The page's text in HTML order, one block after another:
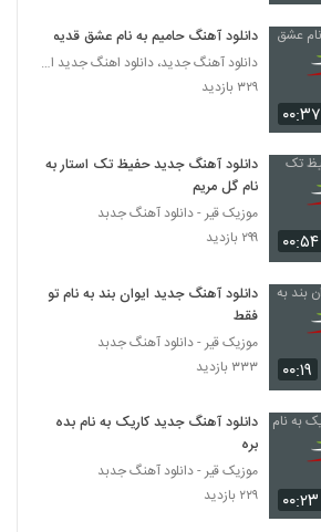
آهنگ میشه عاشق شد از علیرضا کیا(پاپ)
موزیک زیبای تو ماله اونی از مهاس
۱۸۵ بازدید
دانلود آهنگ محمد خشاوه دارم هواتو
۱۷۶ بازدید
موزیک زیبای شرمنده از مجید خراطها
آهنگ هورسا بند بنام عاشق شدم انگار
۲۱۴ بازدید
Daryaye Moohaat)
۲۱۰ بازدید
۰۰:۳۷
دانلود آهنگ حامیم به نام عشق قدیمی
دانلود آهنگ جدید، دانلود اهنگ جدید ایرانی
۳۲۹ بازدید
۰۰:۵۴
دانلود آهنگ جدید حفیظ تک استار به
نام گل مریم
موزیک قیر - دانلود آهنگ جدبد
۲۹۹ بازدید
۰۰:۱۹
دانلود آهنگ جدید ایوان بند به نام تو
فقط
موزیک قیر - دانلود آهنگ جدبد
۳۳۳ بازدید
۰۰:۲۳
دانلود آهنگ جدید کاریک به نام بده
بره
موزیک قیر - دانلود آهنگ جدبد
۲۲۹ بازدید